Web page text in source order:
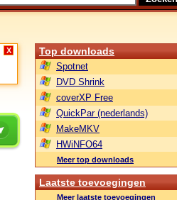
X Top downloads
Spotnet
DVD Shrink
coverXP Free
QuickPar (nederlands)
MakeMKV
HWiNFO64
Meer top downloads
Laatste toevoegingen
Meer laatste toevoegingen